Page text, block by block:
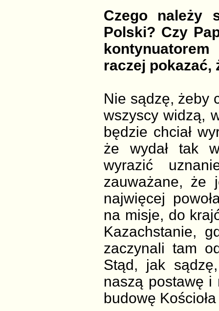
Czego należy
Polski? Czy
raczej pokazać,
Nie sądzę, żeby
wszyscy widzą,
będzie chciał
że wydał tak
wyrazić
zauważane, że
najwięcej
na misje, do
Kazachstanie,
zaczynali tam
Stąd, jak
naszą postawę i
budowę